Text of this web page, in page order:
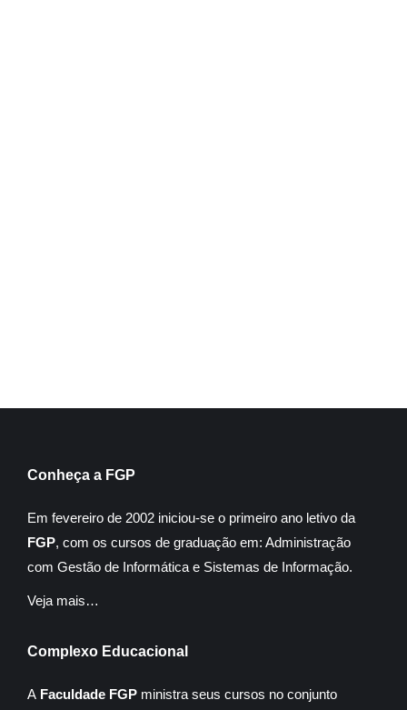
Conheça a FGP
Em fevereiro de 2002 iniciou-se o primeiro ano letivo da
FGP, com os cursos de graduação em: Administração
com Gestão de Informática e Sistemas de Informação.
Veja mais…
Complexo Educacional
A Faculdade FGP ministra seus cursos no conjunto